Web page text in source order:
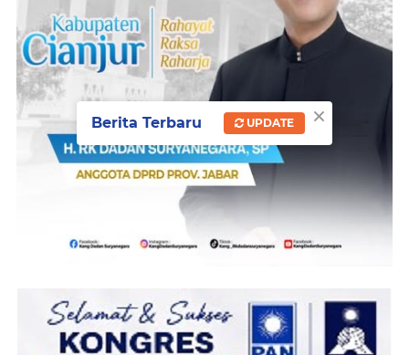
×
Berita Terbaru UPDATE